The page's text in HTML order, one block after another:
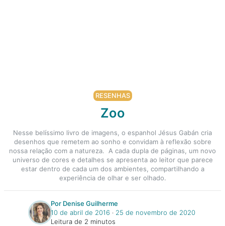
RESENHAS
Zoo
Nesse belíssimo livro de imagens, o espanhol Jésus Gabán cria
desenhos que remetem ao sonho e convidam à reflexão sobre
nossa relação com a natureza. A cada dupla de páginas, um novo
universo de cores e detalhes se apresenta ao leitor que parece
estar dentro de cada um dos ambientes, compartilhando a
experiência de olhar e ser olhado.
Por Denise Guilherme
10 de abril de 2016 ‧ 25 de novembro de 2020
Leitura de 2 minutos